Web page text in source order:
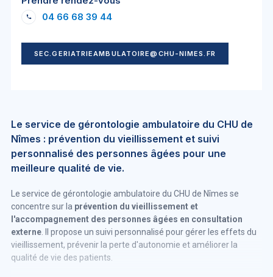
04 66 68 39 44
SEC.GERIATRIEAMBULATOIRE@CHU-NIMES.FR
Le service de gérontologie ambulatoire du CHU de
Nîmes : prévention du vieillissement et suivi
personnalisé des personnes âgées pour une
meilleure qualité de vie.
Le service de gérontologie ambulatoire du CHU de Nîmes se
concentre sur la prévention du vieillissement et
l'accompagnement des personnes âgées en consultation
externe . Il propose un suivi personnalisé pour gérer les effets du
vieillissement, prévenir la perte d'autonomie et améliorer la
qualité de vie des patients.